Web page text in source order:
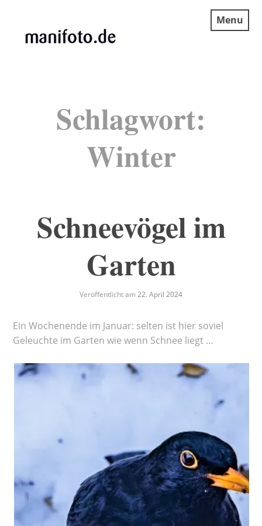
content
Menu
Schlagwort:
Winter
Schneevögel im
Garten
Veröffentlicht am 22. April 2024
Ein Wochenende im Januar: selten ist hier soviel
Geleuchte im Garten wie wenn Schnee liegt …